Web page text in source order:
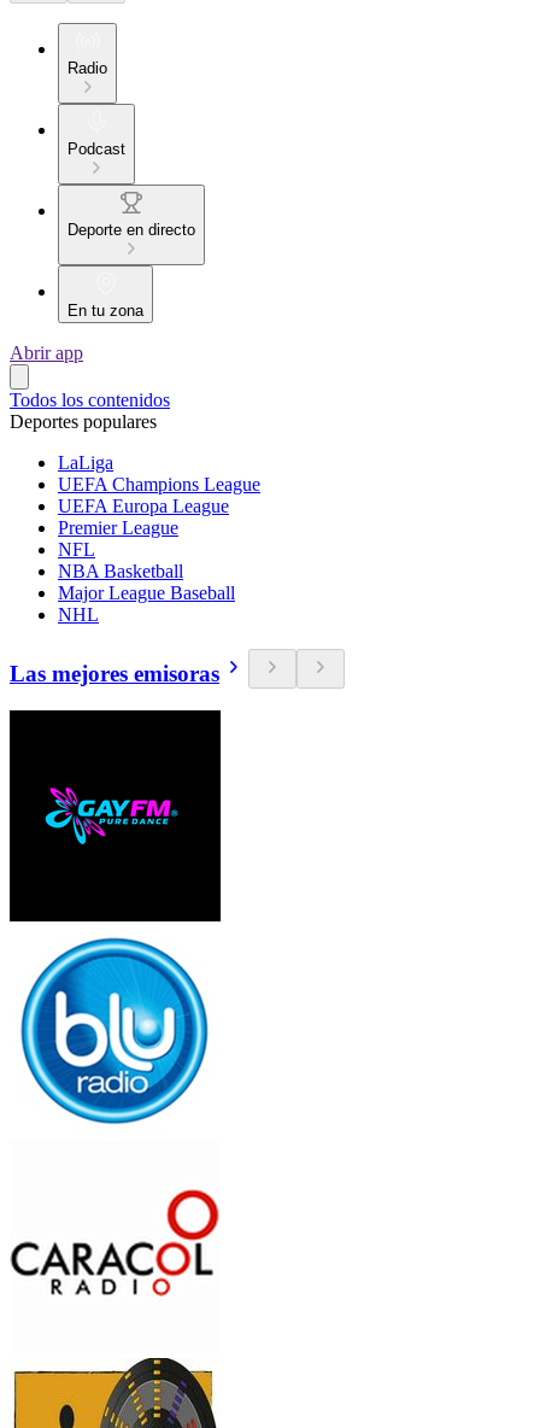
Radio
Podcast
Deporte en directo
En tu zona
Abrir app
Todos los contenidos
Deportes populares
LaLiga
UEFA Champions League
UEFA Europa League
Premier League
NFL
NBA Basketball
Major League Baseball
NHL
Las mejores emisoras